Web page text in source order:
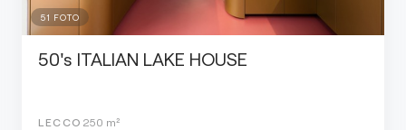
51 FOTO
50's ITALIAN LAKE HOUSE
LECCO 250 m²